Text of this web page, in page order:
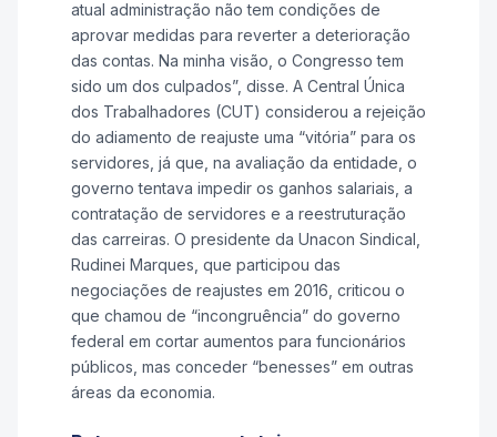
atual administração não tem condições de
aprovar medidas para reverter a deterioração
das contas. Na minha visão, o Congresso tem
sido um dos culpados”, disse. A Central Única
dos Trabalhadores (CUT) considerou a rejeição
do adiamento de reajuste uma “vitória” para os
servidores, já que, na avaliação da entidade, o
governo tentava impedir os ganhos salariais, a
contratação de servidores e a reestruturação
das carreiras. O presidente da Unacon Sindical,
Rudinei Marques, que participou das
negociações de reajustes em 2016, criticou o
que chamou de “incongruência” do governo
federal em cortar aumentos para funcionários
públicos, mas conceder “benesses” em outras
áreas da economia.